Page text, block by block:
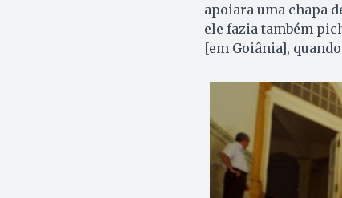
apoiara uma chapa
ele fazia também
[em Goiânia],